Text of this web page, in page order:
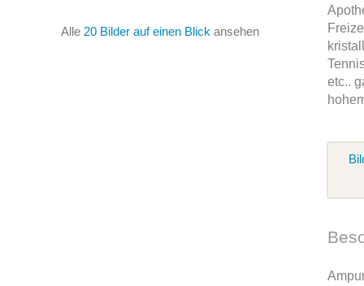
Alle 20 Bilder auf einen Blick ansehen
etc..